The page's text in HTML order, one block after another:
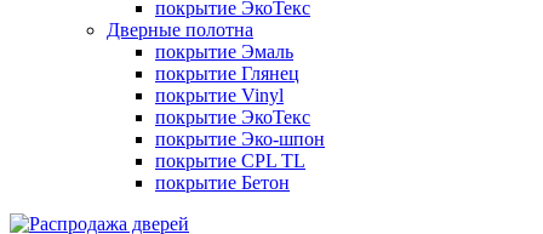
покрытие ЭкоТекс
Дверные полотна
покрытие Эмаль
покрытие Глянец
покрытие Vinyl
покрытие ЭкоТекс
покрытие Эко-шпон
покрытие CPL TL
покрытие Бетон